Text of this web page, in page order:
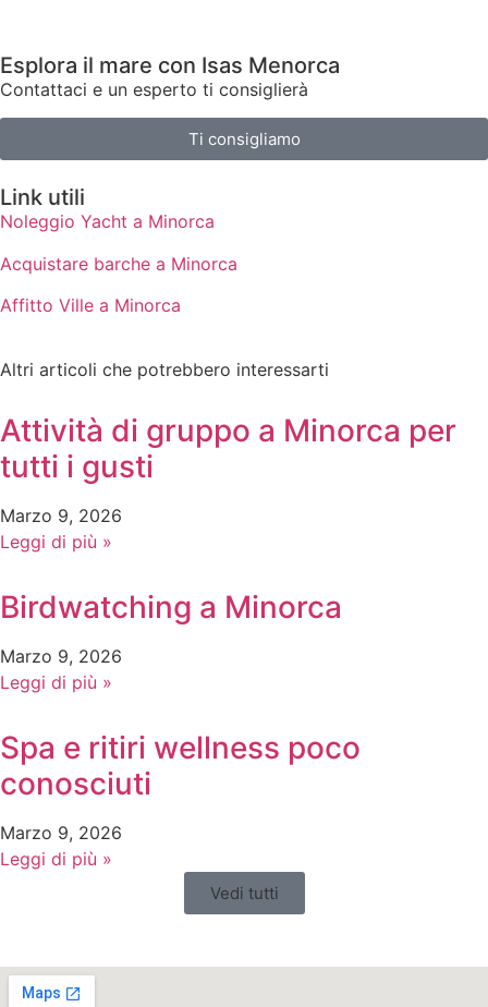
Esplora il mare con Isas Menorca
Contattaci e un esperto ti consiglierà
Ti consigliamo
Link utili
Noleggio Yacht a Minorca
Acquistare barche a Minorca
Affitto Ville a Minorca
Altri articoli che potrebbero interessarti
Attività di gruppo a Minorca per
tutti i gusti
Marzo 9, 2026
Leggi di più »
Birdwatching a Minorca
Marzo 9, 2026
Leggi di più »
Spa e ritiri wellness poco
conosciuti
Marzo 9, 2026
Leggi di più »
Vedi tutti